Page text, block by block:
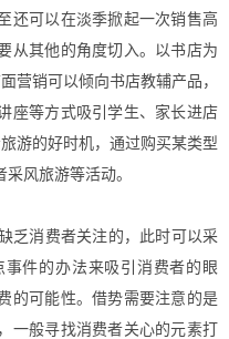
还可以在淡季掀起一次销售高
从其他的角度切入。以书店为
营销可以倾向书店教辅产品，
座等方式吸引学生、家长进店
游的好时机，通过购买某类型
风旅游等活动。
消费者关注的，此时可以采
件的办法来吸引消费者的眼
的可能性。借势需要注意的是
一般寻找消费者关心的元素打